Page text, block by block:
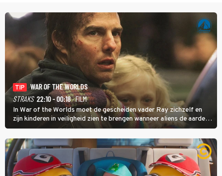
TIP
WAR OF THE WORLDS
STRAKS 22:10 - 00:18· FILM
In War of the Worlds moet de gescheiden vader Ray zichzelf en
zijn kinderen in veiligheid zien te brengen wanneer aliens de aarde
aanvallen.